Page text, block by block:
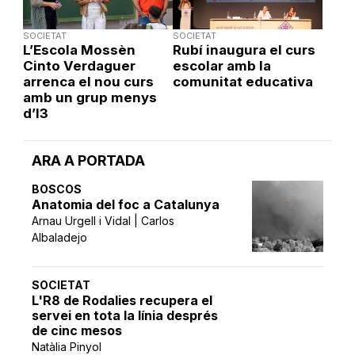
ARA A PORTADA
BOSCOS
Anatomia del foc a Catalunya
Arnau Urgell i Vidal | Carlos
Albaladejo
SOCIETAT
L'R8 de Rodalies recupera el
servei en tota la línia després
de cinc mesos
Natàlia Pinyol
SOCIETAT
L’Escola Mossèn
Cinto Verdaguer
arrenca el nou curs
amb un grup menys
d’I3
SOCIETAT
Rubí inaugura el curs
escolar amb la
comunitat educativa